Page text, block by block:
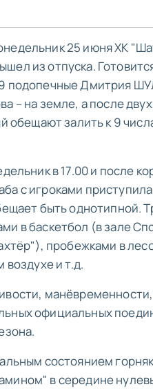
25 июня ХК
из отпуска.
подопечные Дмитрия
– на земле, а после
обещают залить к 9
в 17.00 и после
с игроками
быть однотипной.
в баскетбол (в зале
пробежками в
и т.д.
официальных
состоянием
в середине